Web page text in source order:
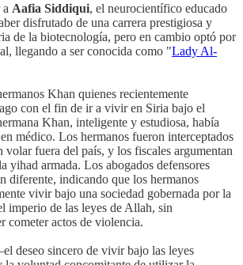
Aafia Siddiqui, el neurocientífico educado
disfrutado de una carrera prestigiosa y
de la biotecnología, pero en cambio optó por
llegando a ser conocida como "Lady Al-
Khan quienes recientemente
con el fin de ir a vivir en Siria bajo el
Khan, inteligente y estudiosa, había
médico. Los hermanos fueron interceptados
volar fuera del país, y los fiscales argumentan
yihad armada. Los abogados defensores
diferente, indicando que los hermanos
vivir bajo una sociedad gobernada por la
de las leyes de Allah, sin
cometer actos de violencia.
deseo sincero de vivir bajo las leyes